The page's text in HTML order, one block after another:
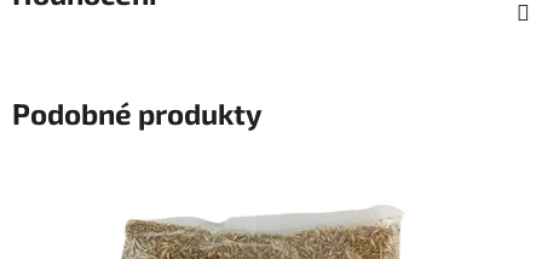
Podobné produkty